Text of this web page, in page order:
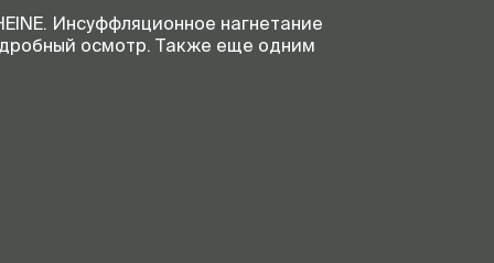
Инсуффляционное нагнетание
осмотр. Также еще одним